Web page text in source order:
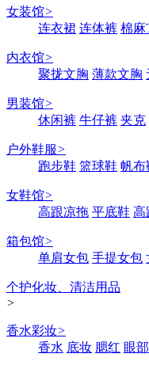
女装馆>
连衣裙 连体裤 棉麻
内衣馆>
聚拢文胸 薄款文胸
男装馆>
休闲裤 牛仔裤 夹克
户外鞋服>
跑步鞋 篮球鞋 帆布
女鞋馆>
高跟凉拖 平底鞋 高
箱包馆>
单肩女包 手提女包
个护化妆、清洁用品
>
香水彩妆>
香水 底妆 腮红 眼部